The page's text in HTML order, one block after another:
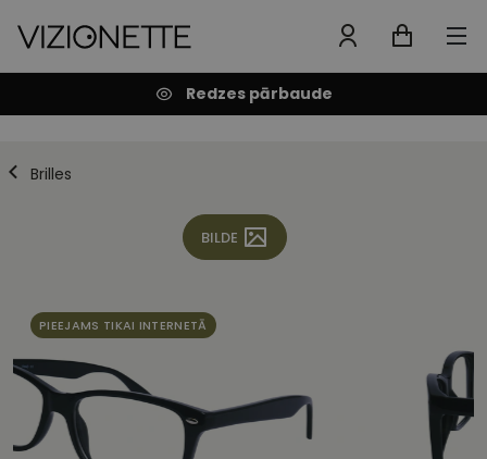
Redzes pārbaude
Brilles
BILDE
PIEEJAMS TIKAI INTERNETĀ